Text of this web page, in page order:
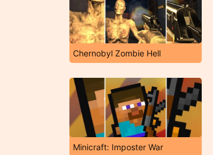
Chernobyl Zombie Hell
Minicraft: Imposter War